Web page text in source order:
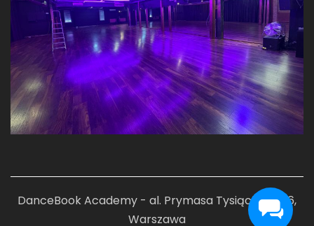
DanceBook Academy - al. Prymasa Tysiąclecia 76,
Warszawa